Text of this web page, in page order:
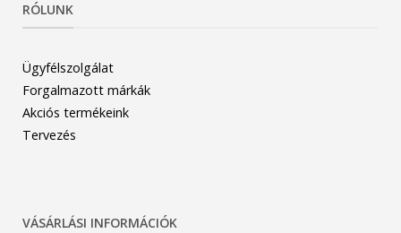
RÓLUNK
Ügyfélszolgálat
Forgalmazott márkák
Akciós termékeink
Tervezés
VÁSÁRLÁSI INFORMÁCIÓK